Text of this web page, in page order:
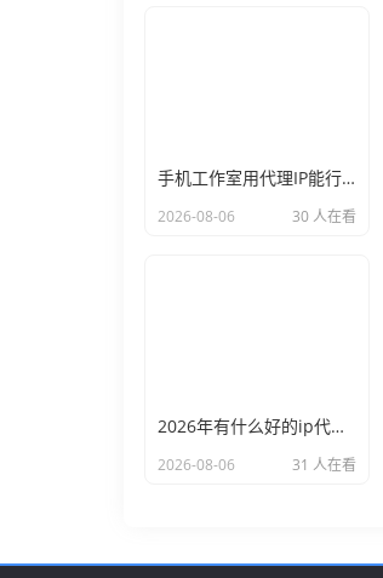
手机工作室用代理IP能行么？过来人的经验告诉你答案
2026-08-06 30 人在看
2026年有什么好的ip代理软件？亲测后我只推荐这几个
2026-08-06 31 人在看